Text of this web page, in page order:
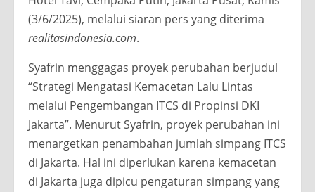
(3/6/2025), melalui siaran pers yang diterima
realitasindonesia.com.
Syafrin menggagas proyek perubahan berjudul
“Strategi Mengatasi Kemacetan Lalu Lintas
melalui Pengembangan ITCS di Propinsi DKI
Jakarta”. Menurut Syafrin, proyek perubahan ini
menargetkan penambahan jumlah simpang ITCS
di Jakarta. Hal ini diperlukan karena kemacetan
di Jakarta juga dipicu pengaturan simpang yang